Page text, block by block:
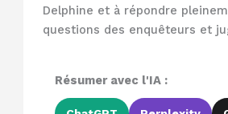
Delphine et à répondre
questions des enquêteurs et
Résumer avec l'IA :